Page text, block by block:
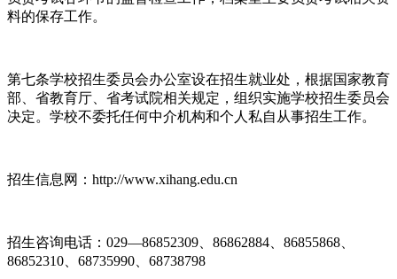
料的保存工作。
第七条学校招生委员会办公室设在招生就业处，根据国家教育
部、省教育厅、省考试院相关规定，组织实施学校招生委员会
决定。学校不委托任何中介机构和个人私自从事招生工作。
招生信息网：http://www.xihang.edu.cn
招生咨询电话：029—86852309、86862884、86855868、
86852310、68735990、68738798